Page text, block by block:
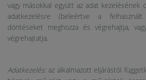
vagy másokkal együtt az adat kezelésének
adatkezelésre (beleértve a
döntéseket meghozza és végrehajtja,
végrehajtatja.
Adatkezelés:az alkalmazott eljárástól